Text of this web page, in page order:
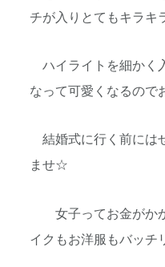
チが入りとてもキラキ
ハイライトを細かく
なって可愛くなるので
結婚式に行く前には
ませ☆
女子ってお金がかか
イクもお洋服もバッチ